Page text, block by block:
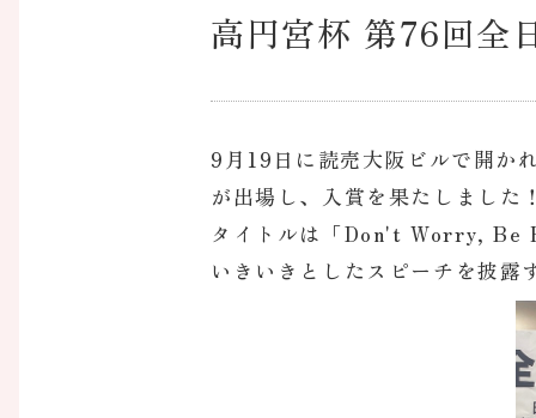
高円宮杯 第76回全
9月19日に読売大阪ビルで開か
が出場し、入賞を果たしました
タイトルは「Don't Worry, Be
いきいきとしたスピーチを披露